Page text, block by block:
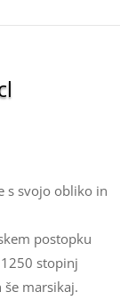
s svojo obliko in
postopku
stopinj
še marsikaj.